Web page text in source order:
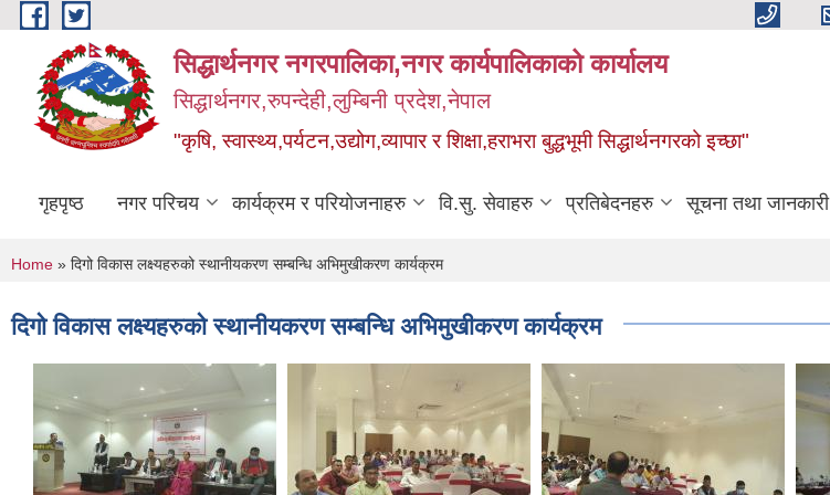
Skip to main content
सिद्धार्थनगर नगरपालिका,नगर कार्यपालिकाको कार्यालय
सिद्धार्थनगर,रुपन्देही,लुम्बिनी प्रदेश,नेपाल
"कृषि, स्वास्थ्य,पर्यटन,उद्योग,व्यापार र शिक्षा,हराभरा बुद्धभूमी सिद्धार्थनगरको इच्छा"
गृहपृष्ठ नगर परिचय कार्यक्रम र परियोजनाहरु वि.सु. सेवाहरु प्रतिबेदनहरु सूचना तथा जानकारी
You are here
Home » दिगो विकास लक्ष्यहरुको स्थानीयकरण सम्बन्धि अभिमुखीकरण कार्यक्रम
दिगो विकास लक्ष्यहरुको स्थानीयकरण सम्बन्धि अभिमुखीकरण कार्यक्रम